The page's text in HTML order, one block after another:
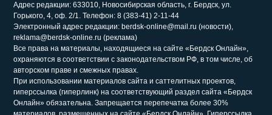
Адрес редакции: 633010, Новосибирская область, г. Бердск, ул.
Горького, 4, оф. 2/1. Телефон: 8 (383-41) 2-11-44
Электронный адрес редакции: berdsk-online@mail.ru (новости),
reklama@berdsk-online.ru (реклама)
Все права на материалы, находящиеся на сайте «Бердск Онлайн»,
охраняются в соответствии с законодательством РФ, в том числе, об
авторском праве и смежных правах.
При использовании материалов сайта и саттелитных проектов,
гиперссылка (гиперлинк) на соответствующий раздел сайта «Бердск
Онлайн» обязательна. Запрещается перепечатка более 30%